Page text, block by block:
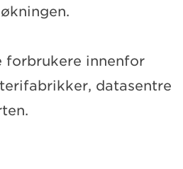
forbrukere innenfor
datasentre